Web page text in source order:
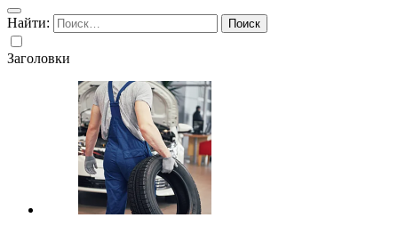
Найти:
Заголовки